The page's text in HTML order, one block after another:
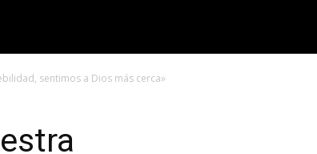
sentimos a Dios más cerca»